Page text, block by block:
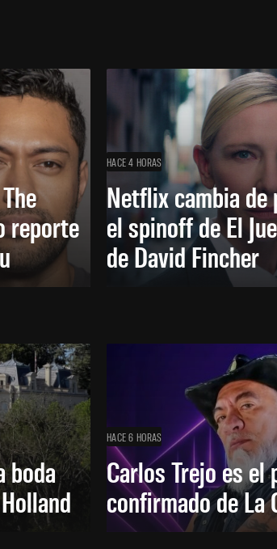
reporte
HACE 4 HORAS
Netflix cambia de
el spinoff de El
de David Fincher
boda
HACE 6 HORAS
Carlos Trejo es el
confirmado de La